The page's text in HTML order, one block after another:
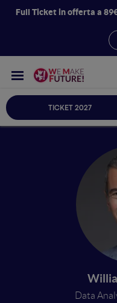
Full Ticket in offerta a
TICKET 2027
Data